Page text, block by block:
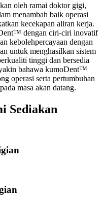
oleh ramai doktor gigi,
menambah baik operasi
kecekapan aliran kerja.
dengan ciri-ciri inovatif
kebolehpercayaan dengan
untuk menghasilkan sistem
tinggi dan bersedia
bahawa kumoDent™
operasi serta pertumbuhan
masa akan datang.
Sediakan